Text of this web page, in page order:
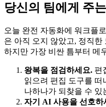
당신의 팀에게 주는
오늘 완전 자동화에 워크플
은 아직 오지 않았고, 정직
하지만 가장 비싼 틈부터 메
왕복을 점검하세요. 편
읽으려 편집 도구를 떠
나하나가 되찾을 수 있
자기 AI 사용을 선호하